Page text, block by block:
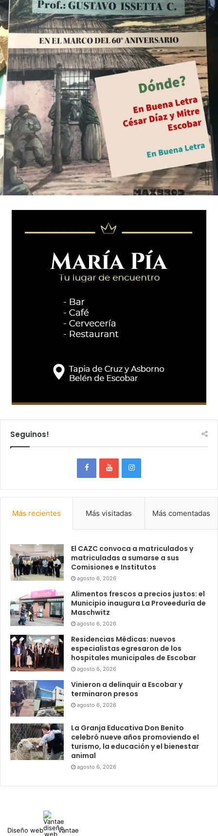
Seguinos!
Más recientes Más visitadas Más comentadas
El CAZC convoca a matriculados y
matriculadas a sumarse a sus
Comisiones e Institutos
agosto 6, 2026
Alimentos frescos a precios justos: el
Municipio inaugura La Proveeduría de
Maschwitz
agosto 6, 2026
Residencias Médicas: nuevos
especialistas egresaron de los
hospitales municipales de Escobar
agosto 6, 2026
Vinieron a delinquir a Escobar y
terminaron presos
agosto 6, 2026
La Granja Educativa Don Benito
celebró nueve años promoviendo el
turismo, la educación y el bienestar
animal
agosto 6, 2026
Diseño web Vantae